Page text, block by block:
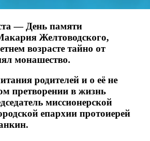
— День памяти
Желтоводского,
возрасте тайно от
монашество.
родителей и о её не
претворении в жизнь
миссионерской
епархии протоиерей